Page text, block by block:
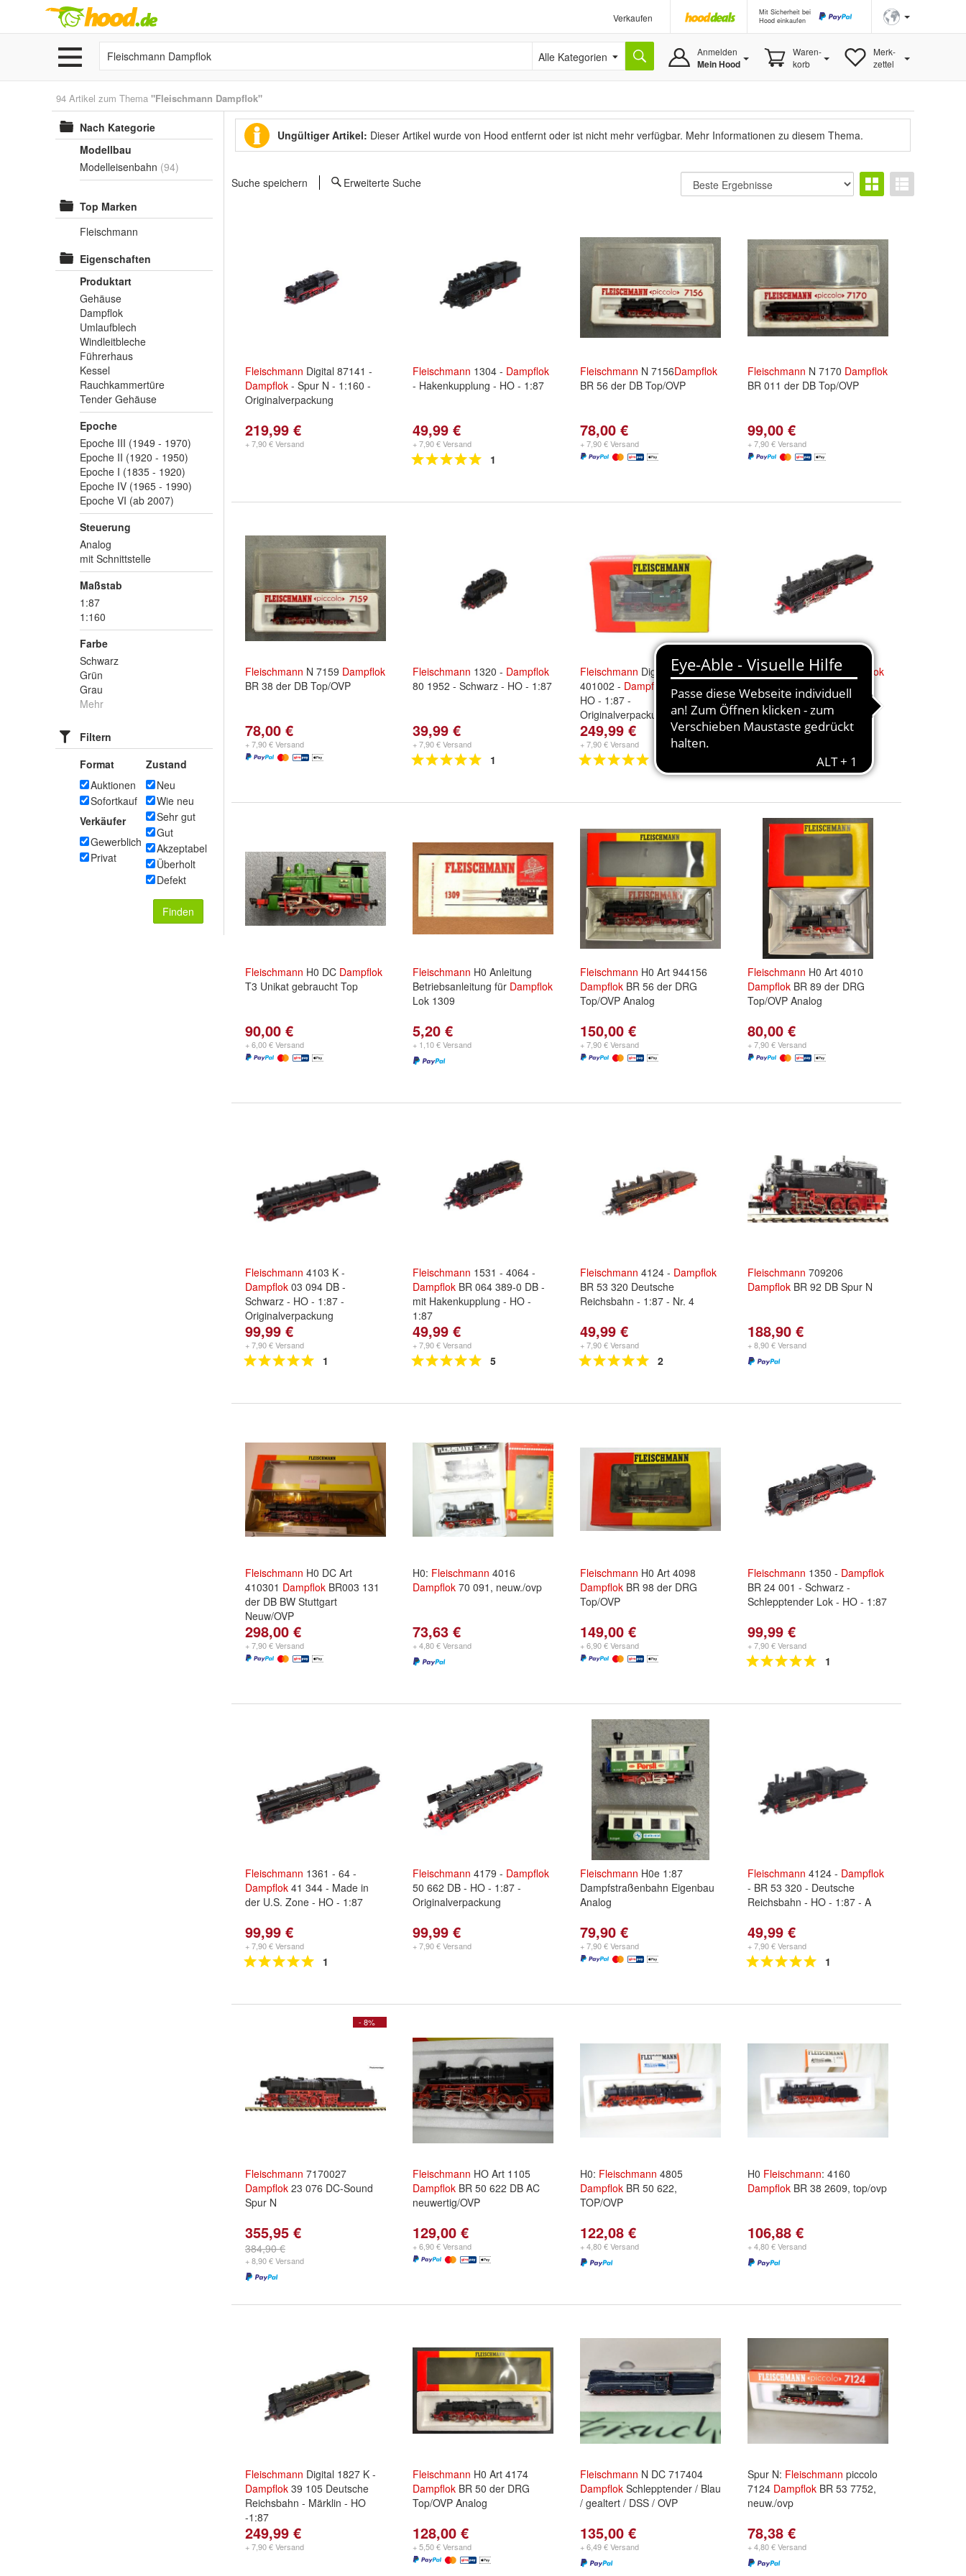
Verkaufen
Mit Sicherheit bei
Hood einkaufen
Alle Kategorien Anmelden
Mein Hood
Waren-
korb
Merk-
zettel
94 Artikel zum Thema "Fleischmann Dampflok"
Nach Kategorie
Modellbau
Modelleisenbahn (94)
Top Marken
Fleischmann
Eigenschaften
Produktart
Gehäuse
Dampflok
Umlaufblech
Windleitbleche
Führerhaus
Kessel
Rauchkammertüre
Tender Gehäuse
Epoche
Epoche III (1949 - 1970)
Epoche II (1920 - 1950)
Epoche I (1835 - 1920)
Epoche IV (1965 - 1990)
Epoche VI (ab 2007)
Steuerung
Analog
mit Schnittstelle
Maßstab
1:87
1:160
Farbe
Schwarz
Grün
Grau
Mehr
Filtern
Format
Auktionen
Sofortkauf
Verkäufer
Gewerblich
Privat
Zustand
Neu
Wie neu
Sehr gut
Gut
Akzeptabel
Überholt
Defekt
Finden
Ungültiger Artikel: Dieser Artikel wurde von Hood entfernt oder ist nicht mehr verfügbar. Mehr Informationen zu diesem Thema.
Suche speichern Erweiterte Suche
Fleischmann Digital 87141 -
Dampflok - Spur N - 1:160 -
Originalverpackung
219,99 €
+ 7,90 € Versand
Fleischmann 1304 - Dampflok
- Hakenkupplung - HO - 1:87
49,99 €
+ 7,90 € Versand
1
Fleischmann N 7156Dampflok
BR 56 der DB Top/OVP
78,00 €
+ 7,90 € Versand
Fleischmann N 7170 Dampflok
BR 011 der DB Top/OVP
99,00 €
+ 7,90 € Versand
Fleischmann N 7159 Dampflok
BR 38 der DB Top/OVP
78,00 €
+ 7,90 € Versand
Fleischmann 1320 - Dampflok
80 1952 - Schwarz - HO - 1:87
39,99 €
+ 7,90 € Versand
1
Fleischmann Digital DCC
401002 - Dampflok
Zollern -
HO - 1:87 -
Originalverpackung
249,99 €
+ 7,90 € Versand
Fleischmann 4145 -Dampflok
55 2781 DB - HO - 1:87 -
Originalverpackung
59,99 €
1
Fleischmann H0 DC Dampflok
T3 Unikat gebraucht Top
90,00 €
+ 6,00 € Versand
Fleischmann H0 Anleitung
Betriebsanleitung für Dampflok
Lok 1309
5,20 €
+ 1,10 € Versand
Fleischmann H0 Art 944156
Dampflok BR 56 der DRG
Top/OVP Analog
150,00 €
+ 7,90 € Versand
Fleischmann H0 Art 4010
Dampflok BR 89 der DRG
Top/OVP Analog
80,00 €
+ 7,90 € Versand
Fleischmann 4103 K -
Dampflok 03 094 DB -
Schwarz - HO - 1:87 -
Originalverpackung
99,99 €
+ 7,90 € Versand
1
Fleischmann 1531 - 4064 -
Dampflok BR 064 389-0 DB -
mit Hakenkupplung - HO -
1:87
49,99 €
+ 7,90 € Versand
5
Fleischmann 4124 - Dampflok
BR 53 320 Deutsche
Reichsbahn - 1:87 - Nr. 4
49,99 €
+ 7,90 € Versand
2
Fleischmann 709206
Dampflok BR 92 DB Spur N
188,90 €
+ 8,90 € Versand
Fleischmann H0 DC Art
410301 Dampflok BR003 131
der DB BW Stuttgart
Neuw/OVP
298,00 €
+ 7,90 € Versand
H0: Fleischmann 4016
Dampflok 70 091, neuw./ovp
73,63 €
+ 4,80 € Versand
Fleischmann H0 Art 4098
Dampflok BR 98 der DRG
Top/OVP
149,00 €
+ 6,90 € Versand
Fleischmann 1350 - Dampflok
BR 24 001 - Schwarz -
Schlepptender Lok - HO - 1:87
99,99 €
+ 7,90 € Versand
1
Fleischmann 1361 - 64 -
Dampflok 41 344 - Made in
der U.S. Zone - HO - 1:87
99,99 €
+ 7,90 € Versand
1
Fleischmann 4179 - Dampflok
50 662 DB - HO - 1:87 -
Originalverpackung
99,99 €
+ 7,90 € Versand
Fleischmann H0e 1:87
Dampfstraßenbahn Eigenbau
Analog
79,90 €
+ 7,90 € Versand
Fleischmann 4124 - Dampflok
- BR 53 320 - Deutsche
Reichsbahn - HO - 1:87 - A
49,99 €
+ 7,90 € Versand
1
- 8%
Fleischmann 7170027
Dampflok 23 076 DC-Sound
Spur N
355,95 €
384,90 €
+ 8,90 € Versand
Fleischmann HO Art 1105
Dampflok BR 50 622 DB AC
neuwertig/OVP
129,00 €
+ 6,90 € Versand
H0: Fleischmann 4805
Dampflok BR 50 622,
TOP/OVP
122,08 €
+ 4,80 € Versand
H0 Fleischmann: 4160
Dampflok BR 38 2609, top/ovp
106,88 €
+ 4,80 € Versand
Fleischmann Digital 1827 K -
Dampflok 39 105 Deutsche
Reichsbahn - Märklin - HO
-1:87
249,99 €
+ 7,90 € Versand
Fleischmann H0 Art 4174
Dampflok BR 50 der DRG
Top/OVP Analog
128,00 €
+ 5,50 € Versand
Fleischmann N DC 717404
Dampflok Schlepptender / Blau
/ gealtert / DSS / OVP
135,00 €
+ 6,49 € Versand
Spur N: Fleischmann piccolo
7124 Dampflok BR 53 7752,
neuw./ovp
78,38 €
+ 4,80 € Versand